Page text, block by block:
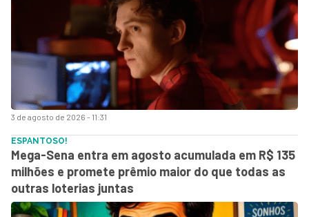
3 de agosto de 2026 - 11:31
ESPANTOSO!
Mega-Sena entra em agosto acumulada em R$ 135
milhões e promete prêmio maior do que todas as
outras loterias juntas